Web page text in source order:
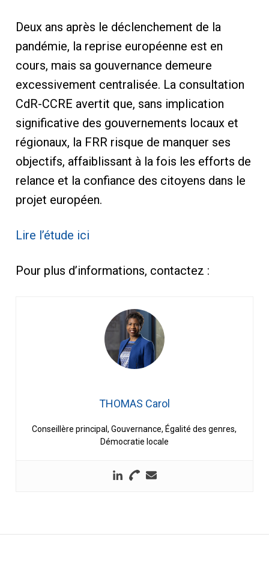
Deux ans après le déclenchement de la
pandémie, la reprise européenne est en
cours, mais sa gouvernance demeure
excessivement centralisée. La consultation
CdR-CCRE avertit que, sans implication
significative des gouvernements locaux et
régionaux, la FRR risque de manquer ses
objectifs, affaiblissant à la fois les efforts de
relance et la confiance des citoyens dans le
projet européen.
Lire l’étude ici
Pour plus d’informations, contactez :
THOMAS Carol
Conseillère principal, Gouvernance, Égalité des genres,
Démocratie locale